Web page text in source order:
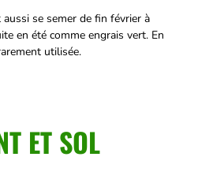
se semer de fin février à
en été comme engrais vert. En
utilisée.
ET SOL